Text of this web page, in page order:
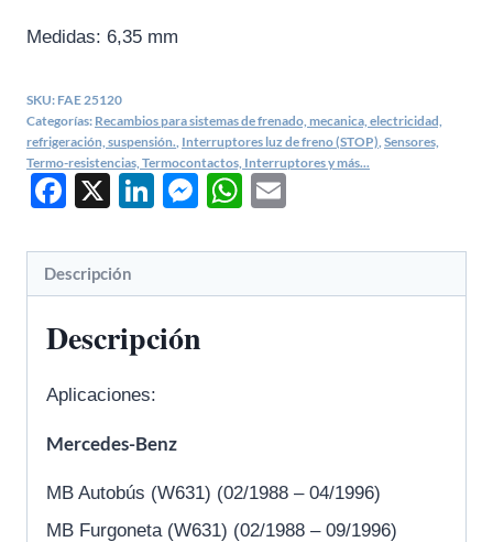
Medidas: 6,35 mm
SKU: FAE 25120
Categorías: Recambios para sistemas de frenado, mecanica, electricidad,
refrigeración, suspensión. Interruptores luz de freno (STOP) Sensores,
Termo-resistencias, Termocontactos, Interruptores y más...
Facebook
X LinkedIn
Messenger
WhatsApp
Descripción
Descripción
Aplicaciones:
Mercedes-Benz
MB Autobús (W631) (02/1988 – 04/1996)
MB Furgoneta (W631) (02/1988 – 09/1996)